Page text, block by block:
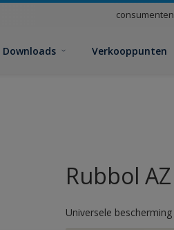
consumenten
Downloads Verkooppunten
Rubbol AZ
Universele bescherming